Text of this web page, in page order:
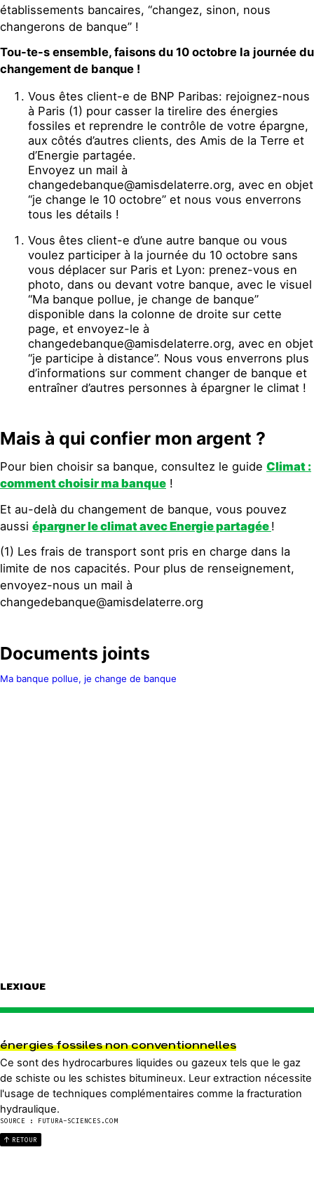
établissements bancaires, “changez, sinon, nous
changerons de banque” !
Tou-te-s ensemble, faisons du 10 octobre la journée du
changement de banque !
Vous êtes client-e de BNP Paribas: rejoignez-nous
à Paris (1) pour casser la tirelire des énergies
fossiles et reprendre le contrôle de votre épargne,
aux côtés d’autres clients, des Amis de la Terre et
d’Energie partagée.
Envoyez un mail à
changedebanque@amisdelaterre.org, avec en objet
“je change le 10 octobre” et nous vous enverrons
tous les détails !
Vous êtes client-e d’une autre banque ou vous
voulez participer à la journée du 10 octobre sans
vous déplacer sur Paris et Lyon: prenez-vous en
photo, dans ou devant votre banque, avec le visuel
“Ma banque pollue, je change de banque”
disponible dans la colonne de droite sur cette
page, et envoyez-le à
changedebanque@amisdelaterre.org, avec en objet
“je participe à distance”. Nous vous enverrons plus
d’informations sur comment changer de banque et
entraîner d’autres personnes à épargner le climat !
Mais à qui confier mon argent ?
Pour bien choisir sa banque, consultez le guide Climat :
comment choisir ma banque !
Et au-delà du changement de banque, vous pouvez
aussi épargner le climat avec Energie partagée !
(1) Les frais de transport sont pris en charge dans la
limite de nos capacités. Pour plus de renseignement,
envoyez-nous un mail à
changedebanque@amisdelaterre.org
Documents joints
Ma banque pollue, je change de banque
LEXIQUE
énergies fossiles non conventionnelles
Ce sont des hydrocarbures liquides ou gazeux tels que le gaz
de schiste ou les schistes bitumineux. Leur extraction nécessite
l'usage de techniques complémentaires comme la fracturation
hydraulique.
SOURCE : FUTURA-SCIENCES.COM
RETOUR